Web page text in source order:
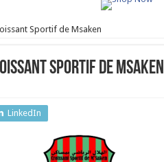
Sportif de Msaken
Sportif de Msaken
LinkedIn